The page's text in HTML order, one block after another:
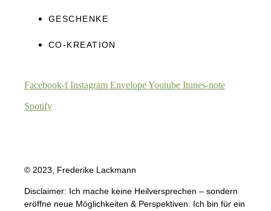
GESCHENKE
CO-KREATION
Facebook-f Instagram EnvelopeYoutube Itunes-note
Spotify
© 2023, Frederike Lackmann
Disclaimer: Ich mache keine Heilversprechen – sondern
eröffne neue Möglichkeiten & Perspektiven. Ich bin für ein